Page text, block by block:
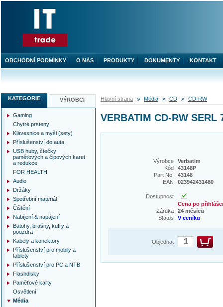
Hlavní strana Média CD CD-RW
VERBATIM CD-RW
Výrobce
Verbatim
Kód
43148P
Part No.
43148
EAN
023942431480
Dostupnost
Cena po
Záruka
24 měsíců
Status
V ceníku
Objednat
KATEGORIE VÝROBCI
Gaming
Chytré prsteny
Klávesnice a myši (sety)
Příslušenství do auta
USB huby, čtečky
paměťových a čipových karet
a redukce
FOR HEALTH
Audio
Držáky
Spotřební materiál
Čištění
Nabíjení & napájení
Batohy, brašny, kufry a
pouzdra
Kabely a konektory
Příslušenství pro mobily a
tablety
Příslušenství pro PC a NTB
Flashdisky
Paměťové karty
Osvětlení
Média
OBCHODNÍ PODMÍNKY O NÁS PRODUKTY DOKUMENTY KONTAKT